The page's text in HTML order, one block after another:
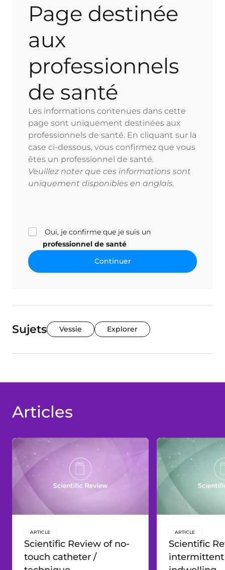
Page destinée
aux
professionnels
de santé
Les informations contenues dans cette
page sont uniquement destinées aux
professionnels de santé. En cliquant sur la
case ci-dessous, vous confirmez que vous
êtes un professionnel de santé.
Veuillez noter que ces informations sont
uniquement disponibles en anglais.
Oui, je confirme que je suis un
professionnel de santé
Continuer
Sujets Vessie Explorer
Articles
Scientific Review of no-
touch catheter /
key:global.content-type:
ARTICLE
Scientific
intermittent
ARTICLE